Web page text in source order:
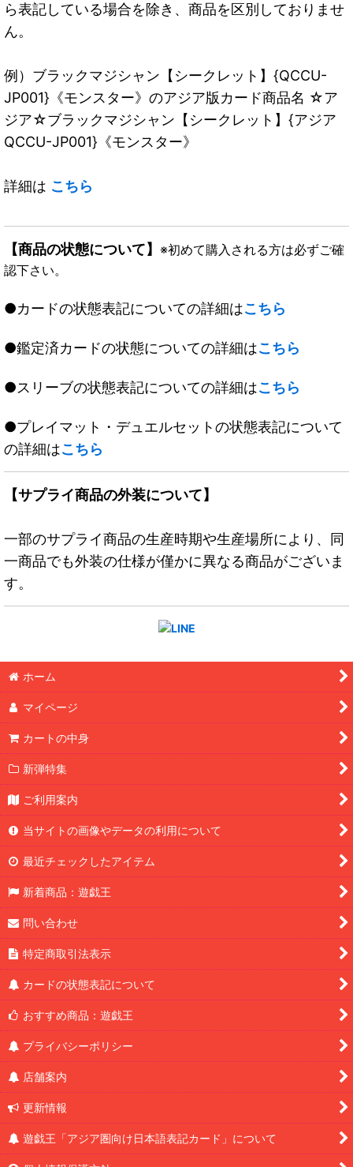
ら表記している場合を除き、商品を区別しておりませ
ん。
例）ブラックマジシャン【シークレット】{QCCU-
JP001}《モンスター》のアジア版カード商品名 ☆ア
ジア☆ブラックマジシャン【シークレット】{アジア
QCCU-JP001}《モンスター》
詳細は こちら
【商品の状態について】 ※初めて購入される方は必ずご確
認下さい。
●カードの状態表記についての詳細はこちら
●鑑定済カードの状態についての詳細はこちら
●スリーブの状態表記についての詳細はこちら
●プレイマット・デュエルセットの状態表記について
の詳細はこちら
【サプライ商品の外装について】
一部のサプライ商品の生産時期や生産場所により、同
一商品でも外装の仕様が僅かに異なる商品がございま
す。
ホーム
マイページ
カートの中身
新弾特集
ご利用案内
当サイトの画像やデータの利用について
最近チェックしたアイテム
新着商品：遊戯王
問い合わせ
特定商取引法表示
カードの状態表記について
おすすめ商品：遊戯王
プライバシーポリシー
店舗案内
更新情報
遊戯王「アジア圏向け日本語表記カード」について